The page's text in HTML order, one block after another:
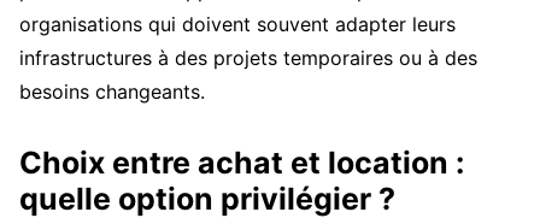
organisations qui doivent souvent adapter leurs
infrastructures à des projets temporaires ou à des
besoins changeants.
Choix entre achat et location :
quelle option privilégier ?